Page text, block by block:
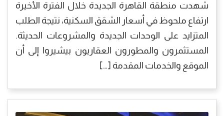
شهدت منطقة القاهرة الجديدة خلال الفترة الأخيرة
ارتفاع ملحوظ في أسعار الشقق السكنية، نتيجة الطلب
المتزايد على الوحدات الجديدة والمشروعات الحديثة.
المستثمرون والمطورون العقاريون بيشيروا إلى أن
الموقع والخدمات المقدمة […]